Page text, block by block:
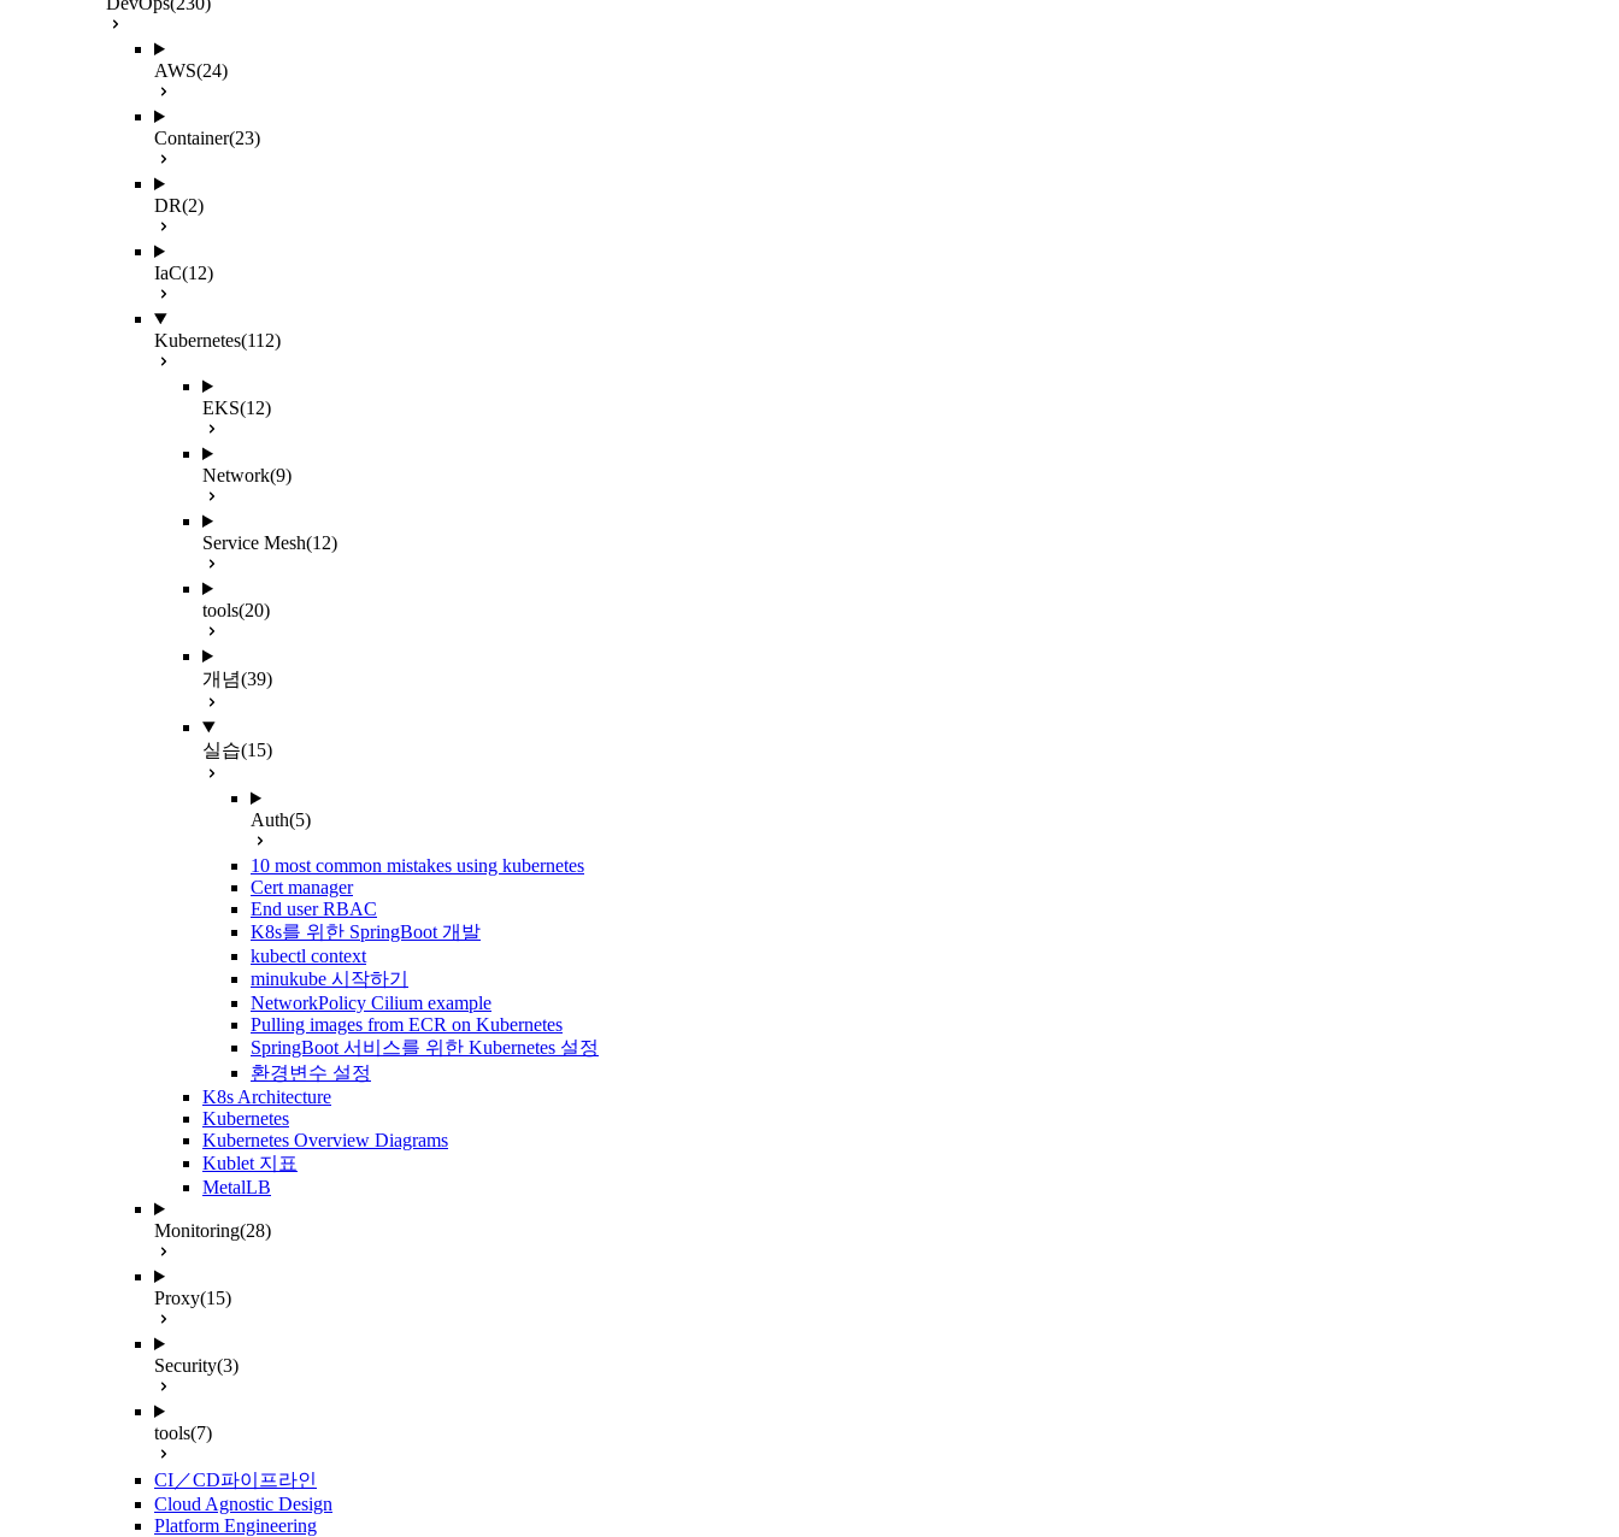
AWS(24)
Container(23)
DR(2)
IaC(12)
Kubernetes(112)
EKS(12)
Network(9)
Service Mesh(12)
tools(20)
개념(39)
실습(15)
Auth(5)
10 most common mistakes using kubernetes
Cert manager
End user RBAC
K8s를 위한 SpringBoot 개발
kubectl context
minukube 시작하기
NetworkPolicy Cilium example
Pulling images from ECR on Kubernetes
SpringBoot 서비스를 위한 Kubernetes 설정
환경변수 설정
K8s Architecture
Kubernetes
Kubernetes Overview Diagrams
Kublet 지표
MetalLB
Monitoring(28)
Proxy(15)
Security(3)
tools(7)
CI／CD파이프라인
Cloud Agnostic Design
Platform Engineering